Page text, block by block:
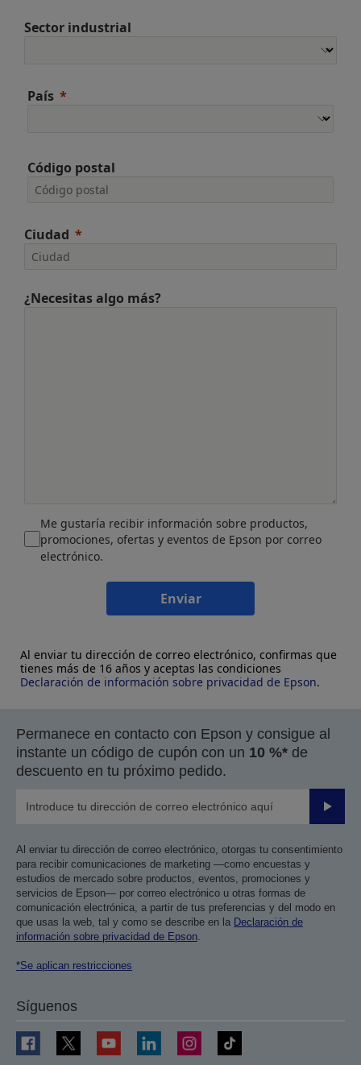
Sector industrial
País
Código postal
Ciudad
¿Necesitas algo más?
Me gustaría recibir información sobre productos,
promociones, ofertas y eventos de Epson por correo
electrónico.
Enviar
Al enviar tu dirección de correo electrónico, confirmas que
tienes más de 16 años y aceptas las condiciones
Declaración de información sobre privacidad de Epson.
Permanece en contacto con Epson y consigue al
instante un código de cupón con un 10 %* de
descuento en tu próximo pedido.
Enviar
Al enviar tu dirección de correo electrónico, otorgas tu consentimiento
para recibir comunicaciones de marketing —como encuestas y
estudios de mercado sobre productos, eventos, promociones y
servicios de Epson— por correo electrónico u otras formas de
comunicación electrónica, a partir de tus preferencias y del modo en
que usas la web, tal y como se describe en la Declaración de
información sobre privacidad de Epson.
*Se aplican restricciones
Síguenos